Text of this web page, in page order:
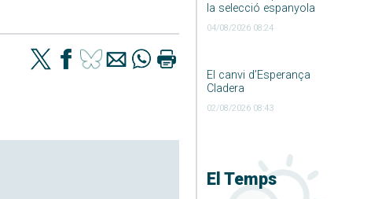
la selecció espanyola
04/08/2026 08:24
El canvi d’Esperança
Cladera
02/08/2026 08:43
El Temps